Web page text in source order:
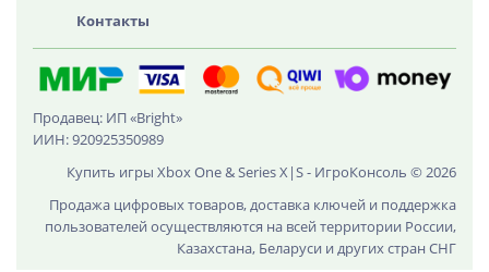
Контакты
Продавец: ИП «Bright»
ИИН: 920925350989
Купить игры Xbox One & Series X|S - ИгроКонсоль © 2026
Продажа цифровых товаров, доставка ключей и поддержка
пользователей осуществляются на всей территории России,
Казахстана, Беларуси и других стран СНГ